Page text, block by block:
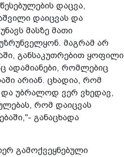
დაცვა,
დაიცვას და
მასზე მათი
მაგრამ არ
განსაკუთრებით ყოფილი
ადამიანები, რომლებიც
არიან. ცხადია, რომ
და უბრალოდ ვერ ვხედავ,
რომ დაიცვას
განაცხადა
გამოქვეყნებული